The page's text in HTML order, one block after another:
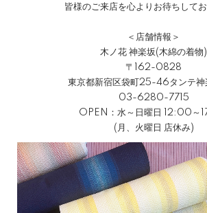
皆様のご来店を心よりお待ちしてお
＜店舗情報＞
木ノ花 神楽坂(木綿の着物)
〒162-0828
東京都新宿区袋町25-46タンテ
03-6280-7715
OPEN：水～日曜日 12:00～
(月、火曜日 店休み)